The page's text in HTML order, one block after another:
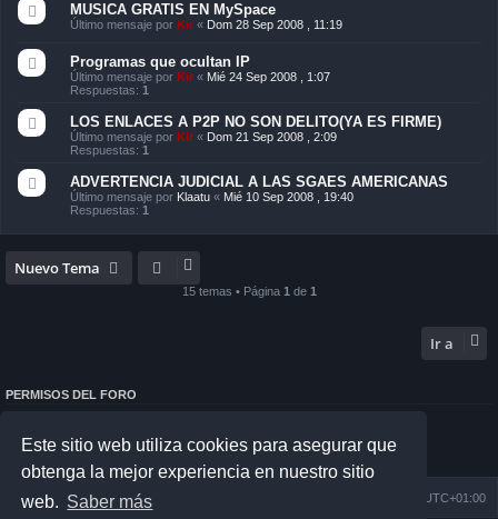
Este sitio web utiliza cookies para asegurar que
obtenga la mejor experiencia en nuestro sitio
web. Saber más
MUSICA GRATIS EN MySpace
Último mensaje por Kir « Dom 28 Sep 2008 , 11:19
Programas que ocultan IP
Último mensaje por Kir « Mié 24 Sep 2008 , 1:07
Respuestas: 1
LOS ENLACES A P2P NO SON DELITO(YA ES FIRME)
Último mensaje por Kir « Dom 21 Sep 2008 , 2:09
Respuestas: 1
ADVERTENCIA JUDICIAL A LAS SGAES AMERICANAS
Último mensaje por Klaatu « Mié 10 Sep 2008 , 19:40
Respuestas: 1
Nuevo Tema
15 temas • Página 1 de 1
Ir a
PERMISOS DEL FORO
No puedeseditar sus mensajes en este Foro
No puedes
borrar sus mensajes en este Foro
Índice general UTC+01:00